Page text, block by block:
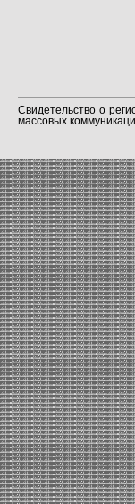
Свидетельство о
массовых